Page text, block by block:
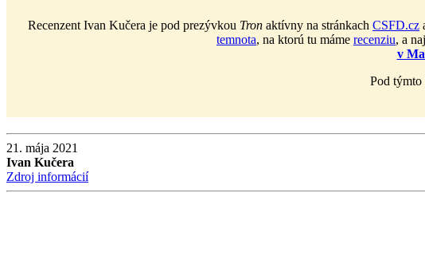
Recenzent Ivan Kučera je pod prezývkou Tron aktívny na stránkach CSFD.cz
temnota, na ktorú tu máme recenziu, a
v
Pod týmto
21. mája 2021
Ivan Kučera
Zdroj informácií